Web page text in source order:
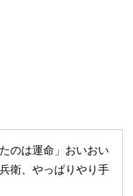
のは運命」おいおい
衛、やっぱりやり手